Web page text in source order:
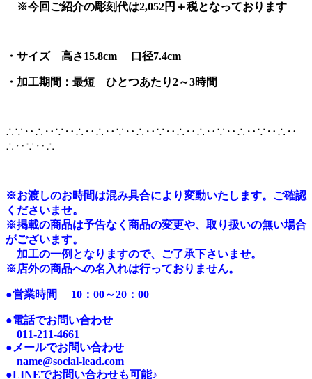
※今回ご紹介の彫刻代は2,052円＋税となっております
・サイズ 高さ15.8cm 口径7.4cm
・加工期間：最短 ひとつあたり2～3時間
∴∵‥∴‥∵‥∴‥∴‥∵‥∴‥∵‥∴‥∴‥∵‥∴‥∵‥∴‥
∴‥∵‥∴
※お渡しのお時間は混み具合により変動いたします。ご確認
くださいませ。
※掲載の商品は予告なく商品の変更や、取り扱いの無い場合
がございます。
加工の一例となりますので、ご了承下さいませ。
※店外の商品への名入れは行っておりません。
●営業時間 10：00～20：00
●電話でお問い合わせ
011-211-4661
●メールでお問い合わせ
name@social-lead.com
●LINEでお問い合わせも可能♪